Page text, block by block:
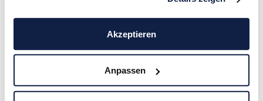
Akzeptieren
Anpassen
Lieferung
​frei Haus, Bordsteinkante an eine Adresse
innerhalb Deutschland
Das könnte dich auch interessieren